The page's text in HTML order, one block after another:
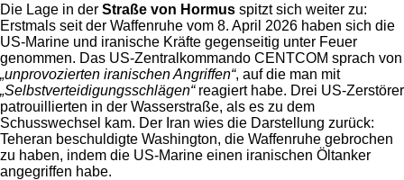
Die Lage in der Straße von Hormus spitzt sich weiter zu:
Erstmals seit der Waffenruhe vom 8. April 2026 haben sich die
US-Marine und iranische Kräfte gegenseitig unter Feuer
genommen. Das US-Zentralkommando CENTCOM sprach von
„unprovozierten iranischen Angriffen“, auf die man mit
„Selbstverteidigungsschlägen“reagiert habe. Drei US-Zerstörer
patrouillierten in der Wasserstraße, als es zu dem
Schusswechsel kam. Der Iran wies die Darstellung zurück:
Teheran beschuldigte Washington, die Waffenruhe gebrochen
zu haben, indem die US-Marine einen iranischen Öltanker
angegriffen habe.